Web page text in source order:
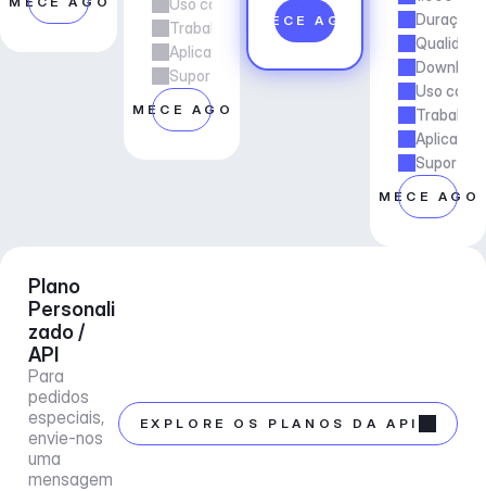
Uso comercial
Trabalho freelancer e de agência
Aplicações e Serviços
Suporte ao gerente de conta
COMECE AGORA
COMECE AGORA
Duração
Uso
Trabalho
Suporte
COMECE
Plano
Personali
zado /
API
Para
pedidos
especiais,
envie-nos
uma
mensagem
EXPLORE OS PLANOS DA API